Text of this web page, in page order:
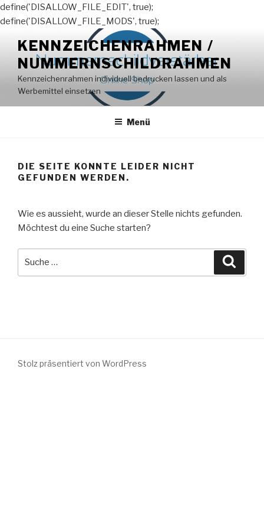
define('DISALLOW_FILE_EDIT', true);
define('DISALLOW_FILE_MODS', true);
Inhalt
springen
KENNZEICHENRAHMEN /
NUMMERNSCHILDRAHMEN
Kennzeichenrahmen individuell bedrucken lassen und als
Werbemittel einsetzen
Menü
DIE SEITE KONNTE LEIDER NICHT
GEFUNDEN WERDEN.
Wie es aussieht, wurde an dieser Stelle nichts gefunden.
Möchtest du eine Suche starten?
Stolz präsentiert von WordPress